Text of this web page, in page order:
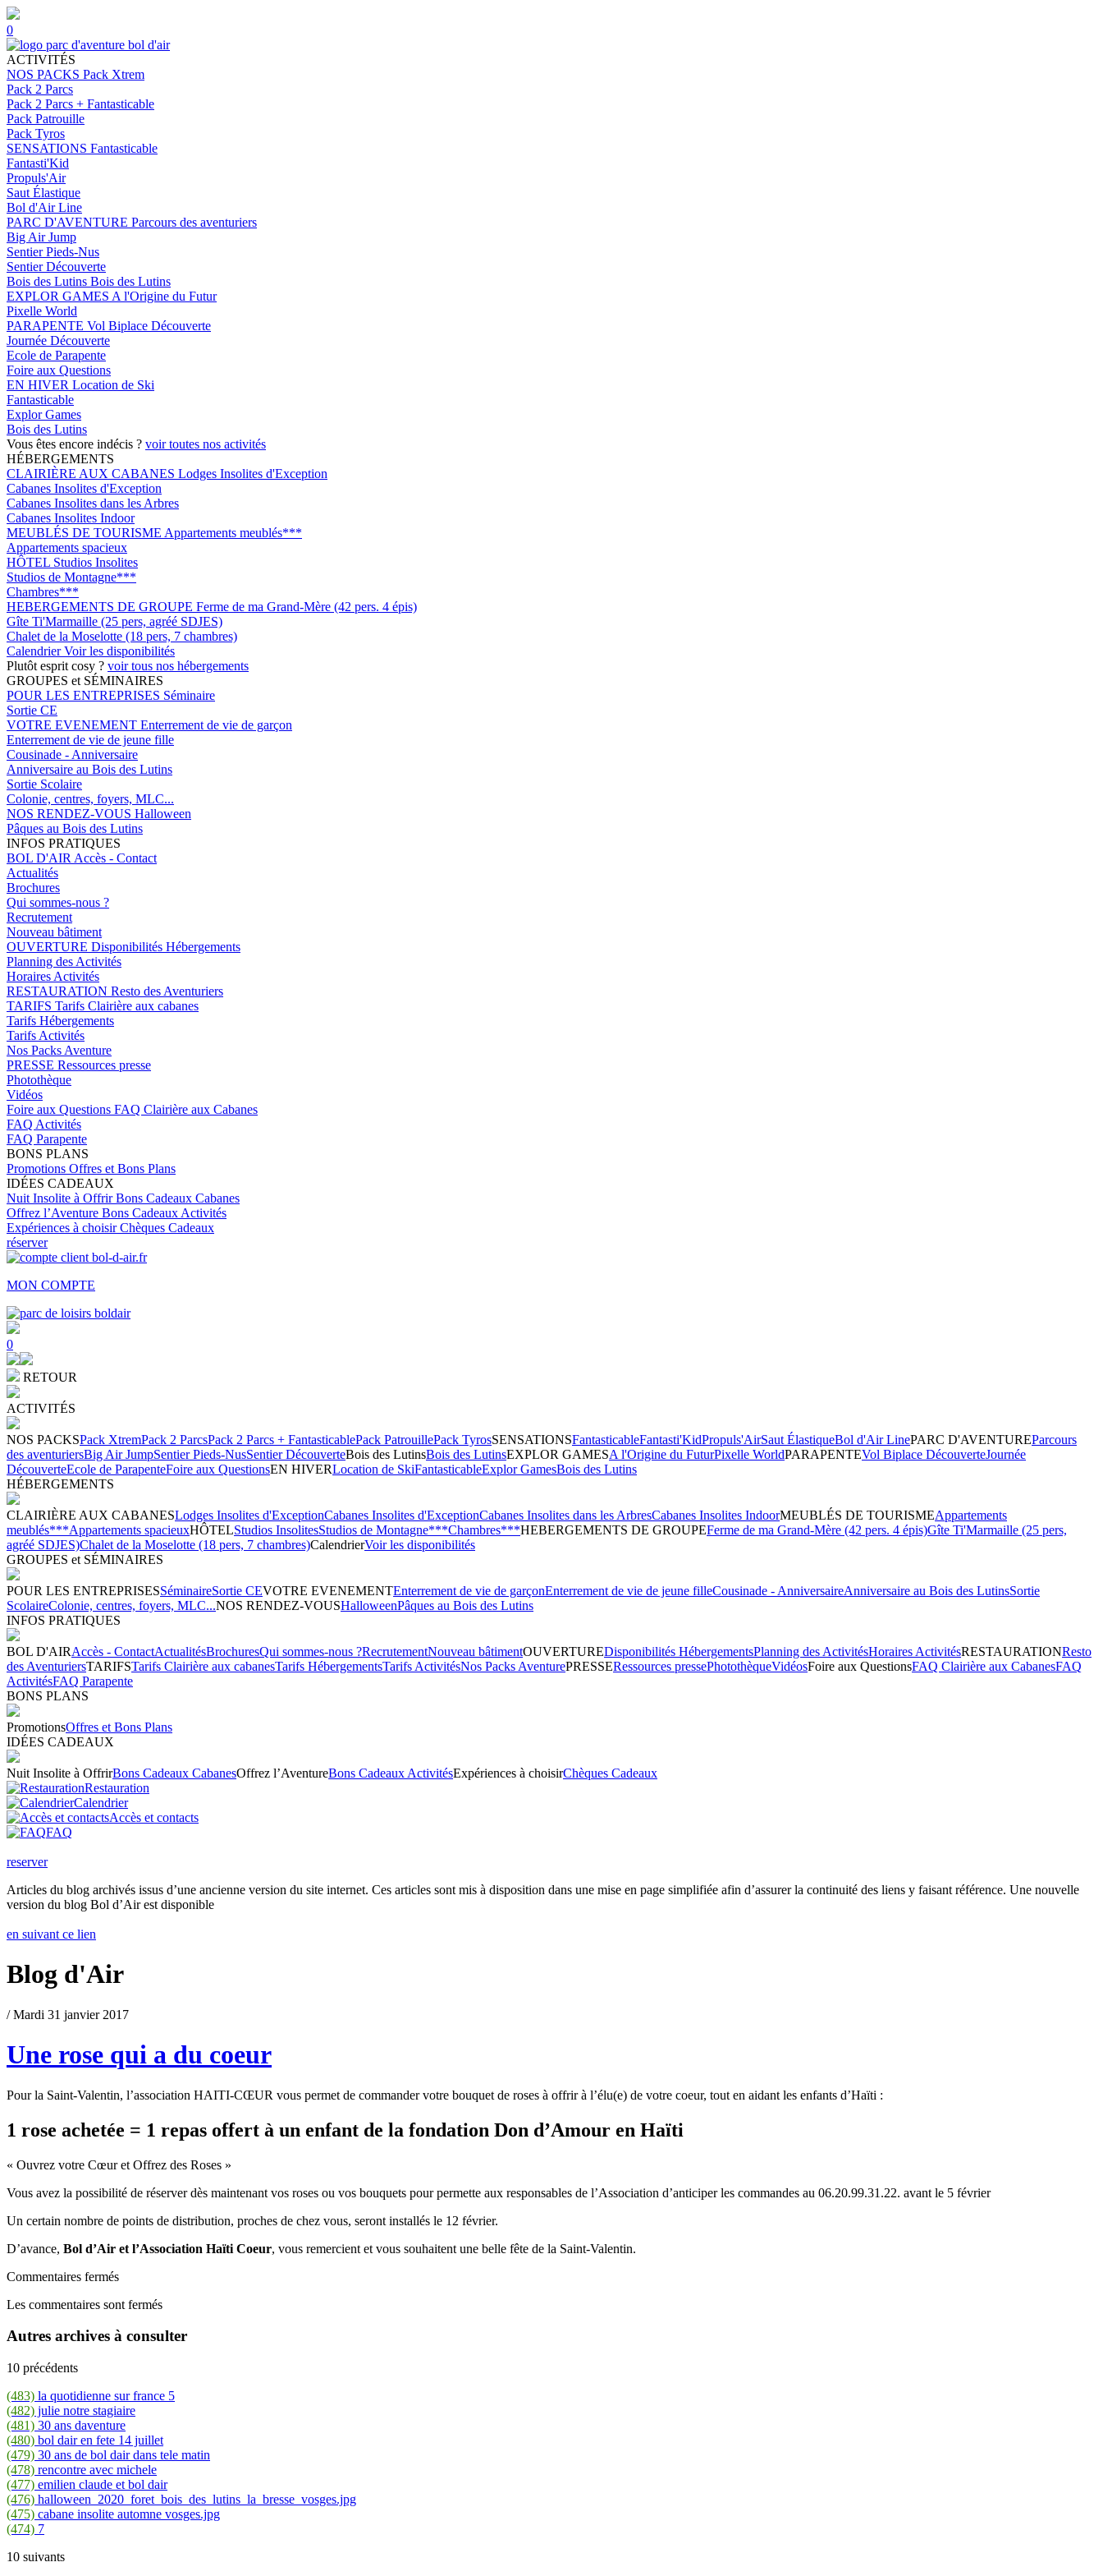
0
ACTIVITÉS
NOS PACKS Pack Xtrem
Pack 2 Parcs
Pack 2 Parcs + Fantasticable
Pack Patrouille
Pack Tyros
SENSATIONS Fantasticable
Fantasti'Kid
Propuls'Air
Saut Élastique
Bol d'Air Line
PARC D'AVENTURE Parcours des aventuriers
Big Air Jump
Sentier Pieds-Nus
Sentier Découverte
Bois des Lutins Bois des Lutins
EXPLOR GAMES A l'Origine du Futur
Pixelle World
PARAPENTE Vol Biplace Découverte
Journée Découverte
Ecole de Parapente
Foire aux Questions
EN HIVER Location de Ski
Fantasticable
Explor Games
Bois des Lutins
Vous êtes encore indécis ? voir toutes nos activités
HÉBERGEMENTS
CLAIRIÈRE AUX CABANES Lodges Insolites d'Exception
Cabanes Insolites d'Exception
Cabanes Insolites dans les Arbres
Cabanes Insolites Indoor
MEUBLÉS DE TOURISME Appartements meublés***
Appartements spacieux
HÔTEL Studios Insolites
Studios de Montagne***
Chambres***
HEBERGEMENTS DE GROUPE Ferme de ma Grand-Mère (42 pers. 4 épis)
Gîte Ti'Marmaille (25 pers, agréé SDJES)
Chalet de la Moselotte (18 pers, 7 chambres)
CalendrierVoir les disponibilités
Plutôt esprit cosy ? voir tous nos hébergements
GROUPES et SÉMINAIRES
POUR LES ENTREPRISES Séminaire
Sortie CE
VOTRE EVENEMENT Enterrement de vie de garçon
Enterrement de vie de jeune fille
Cousinade - Anniversaire
Anniversaire au Bois des Lutins
Sortie Scolaire
Colonie, centres, foyers, MLC...
NOS RENDEZ-VOUS Halloween
Pâques au Bois des Lutins
INFOS PRATIQUES
BOL D'AIR Accès - Contact
Actualités
Brochures
Qui sommes-nous ?
Recrutement
Nouveau bâtiment
OUVERTURE Disponibilités Hébergements
Planning des Activités
Horaires Activités
RESTAURATION Resto des Aventuriers
TARIFS Tarifs Clairière aux cabanes
Tarifs Hébergements
Tarifs Activités
Nos Packs Aventure
PRESSE Ressources presse
Photothèque
Vidéos
Foire aux Questions FAQ Clairière aux Cabanes
FAQ Activités
FAQ Parapente
BONS PLANS
Promotions Offres et Bons Plans
IDÉES CADEAUX
Nuit Insolite à OffrirBons Cadeaux Cabanes
Offrez l’Aventure Bons Cadeaux Activités
Expériences à choisirChèques Cadeaux
réserver
MON COMPTE
0
RETOUR
ACTIVITÉS
NOS PACKSPack XtremPack 2 ParcsPack 2 Parcs + FantasticablePack PatrouillePack TyrosSENSATIONSFantasticableFantasti'KidPropuls'AirSaut ÉlastiqueBol d'Air LinePARC D'AVENTUREParcours
des aventuriersBig Air JumpSentier Pieds-NusSentier DécouverteBois des LutinsBois des LutinsEXPLOR GAMESA l'Origine du FuturPixelle WorldPARAPENTEVol Biplace DécouverteJournée
DécouverteEcole de ParapenteFoire aux QuestionsEN HIVERLocation de SkiFantasticableExplor GamesBois des Lutins
HÉBERGEMENTS
CLAIRIÈRE AUX CABANESLodges Insolites d'ExceptionCabanes Insolites d'ExceptionCabanes Insolites dans les ArbresCabanes Insolites IndoorMEUBLÉS DE TOURISMEAppartements
meublés***Appartements spacieuxHÔTELStudios InsolitesStudios de Montagne***Chambres***HEBERGEMENTS DE GROUPEFerme de ma Grand-Mère (42 pers. 4 épis)Gîte Ti'Marmaille (25 pers,
agréé SDJES)Chalet de la Moselotte (18 pers, 7 chambres)CalendrierVoir les disponibilités
GROUPES et SÉMINAIRES
POUR LES ENTREPRISESSéminaireSortie CEVOTRE EVENEMENTEnterrement de vie de garçonEnterrement de vie de jeune filleCousinade - AnniversaireAnniversaire au Bois des LutinsSortie
ScolaireColonie, centres, foyers, MLC...NOS RENDEZ-VOUSHalloweenPâques au Bois des Lutins
INFOS PRATIQUES
BOL D'AIRAccès - ContactActualitésBrochuresQui sommes-nous ?RecrutementNouveau bâtimentOUVERTUREDisponibilités HébergementsPlanning des ActivitésHoraires ActivitésRESTAURATIONResto
des AventuriersTARIFSTarifs Clairière aux cabanesTarifs HébergementsTarifs ActivitésNos Packs AventurePRESSERessources pressePhotothèqueVidéosFoire aux QuestionsFAQ Clairière aux CabanesFAQ
ActivitésFAQ Parapente
BONS PLANS
PromotionsOffres et Bons Plans
IDÉES CADEAUX
Nuit Insolite à OffrirBons Cadeaux CabanesOffrez l’AventureBons Cadeaux ActivitésExpériences à choisirChèques Cadeaux
Restauration
Calendrier
Accès et contacts
FAQ
reserver
Articles du blog archivés issus d’une ancienne version du site internet. Ces articles sont mis à disposition dans une mise en page simplifiée afin d’assurer la continuité des liens y faisant référence. Une nouvelle
version du blog Bol d’Air est disponible
en suivant ce lien
Blog d'Air
/ Mardi 31 janvier 2017
Une rose qui a du coeur
Pour la Saint-Valentin, l’association HAITI-CŒUR vous permet de commander votre bouquet de roses à offrir à l’élu(e) de votre coeur, tout en aidant les enfants d’Haïti :
1 rose achetée = 1 repas offert à un enfant de la fondation Don d’Amour en Haïti
« Ouvrez votre Cœur et Offrez des Roses »
Vous avez la possibilité de réserver dès maintenant vos roses ou vos bouquets pour permette aux responsables de l’Association d’anticiper les commandes au 06.20.99.31.22. avant le 5 février
Un certain nombre de points de distribution, proches de chez vous, seront installés le 12 février.
D’avance, Bol d’Air et l’Association Haïti Coeur, vous remercient et vous souhaitent une belle fête de la Saint-Valentin.
Commentaires fermés
Les commentaires sont fermés
Autres archives à consulter
10 précédents
(483) la quotidienne sur france 5
(482) julie notre stagiaire
(481) 30 ans daventure
(480) bol dair en fete 14 juillet
(479) 30 ans de bol dair dans tele matin
(478) rencontre avec michele
(477) emilien claude et bol dair
(476) halloween_2020_foret_bois_des_lutins_la_bresse_vosges.jpg
(475) cabane insolite automne vosges.jpg
(474) 7
10 suivants